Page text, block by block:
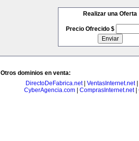
Realizar una Oferta
Precio Ofrecido $
Otros dominios en venta:
DirectoDeFabrica.net| VentasInternet.net|
CyberAgencia.com| ComprasInternet.net|